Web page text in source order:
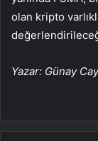
olan kripto
Yazar: Günay